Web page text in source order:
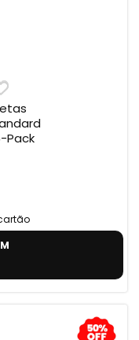
Pack